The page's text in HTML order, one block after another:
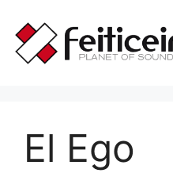
contenido
El Ego